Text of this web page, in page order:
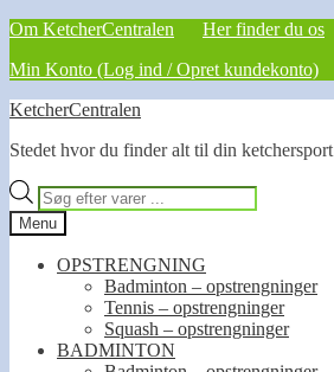
Om KetcherCentralen Her finder du os
Min Konto (Log ind / Opret kundekonto)
Spring
navigation
Spring
indhold
KetcherCentralen
Stedet hvor du finder alt til din ketchersport
Products
search
Menu
OPSTRENGNING
Badminton – opstrengninger
Tennis – opstrengninger
Squash – opstrengninger
BADMINTON